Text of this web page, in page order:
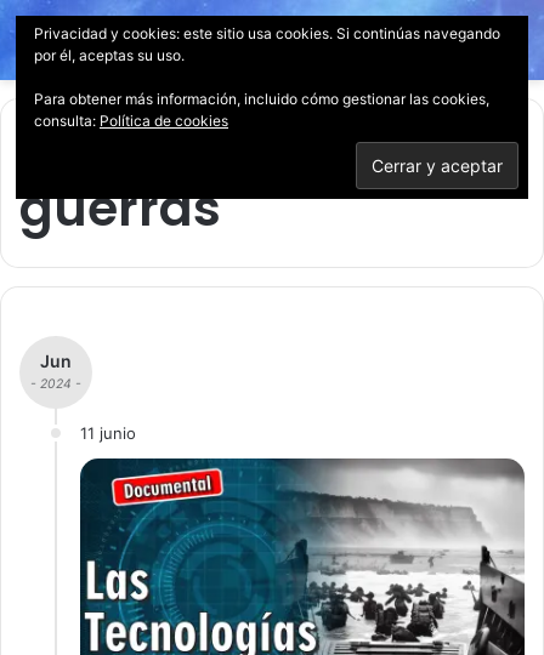
Menú
guerras
Jun
- 2024 -
11 junio
Privacidad y cookies: este sitio usa cookies. Si continúas navegando
por él, aceptas su uso.
Para obtener más información, incluido cómo gestionar las cookies,
consulta: Política de cookies